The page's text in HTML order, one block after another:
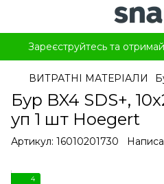
Зареєструйтесь та
ВИТРАТНІ МАТЕРІАЛИ
Бур BX4 SDS+,
уп 1 шт Hoegert
Артикул: 16010201730
4